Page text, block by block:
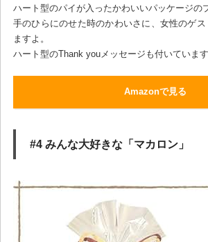
ハート型のパイが入ったかわいいパッケージの
手のひらにのせた時のかわいさに、女性のゲ
ますよ。
ハート型のThank youメッセージも付いています
Amazonで見る
#4 みんな大好きな「マカロン」